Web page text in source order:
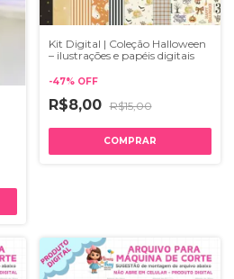
Kit Digital | Coleção Halloween
– ilustrações e papéis digitais
-47% OFF
R$8,00 R$15,00